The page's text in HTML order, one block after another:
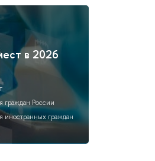
в 2026
граждан России
иностранных граждан